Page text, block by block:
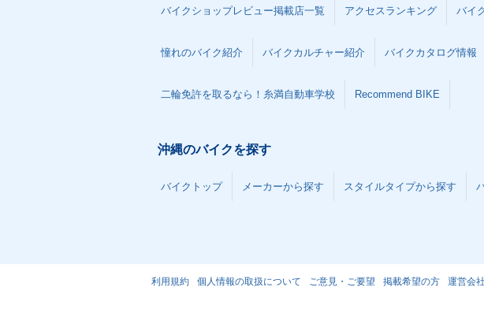
バイクショップレビュー掲載店一覧 アクセスランキング バイ
憧れのバイク紹介 バイクカルチャー紹介 バイクカタログ情報
二輪免許を取るなら！糸満自動車学校 Recommend BIKE
沖縄のバイクを探す
バイクトップ メーカーから探す スタイルタイプから探す
利用規約 個人情報の取扱について ご意見・ご要望 掲載希望の方 運営会社